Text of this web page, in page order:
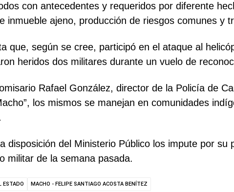
con antecedentes y requeridos por diferente
inmueble ajeno, producción de riesgos comunes y
que, según se cree, participó en el ataque al
heridos dos militares durante un vuelo de
Rafael González, director de la Policía de
los mismos se manejan en comunidades
disposición del Ministerio Público los impute por
militar de la semana pasada.
ESTADO MACHO - FELIPE SANTIAGO ACOSTA BENÍTEZ